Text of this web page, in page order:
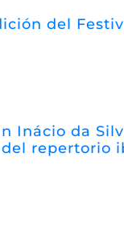
del
Inácio da
repertorio